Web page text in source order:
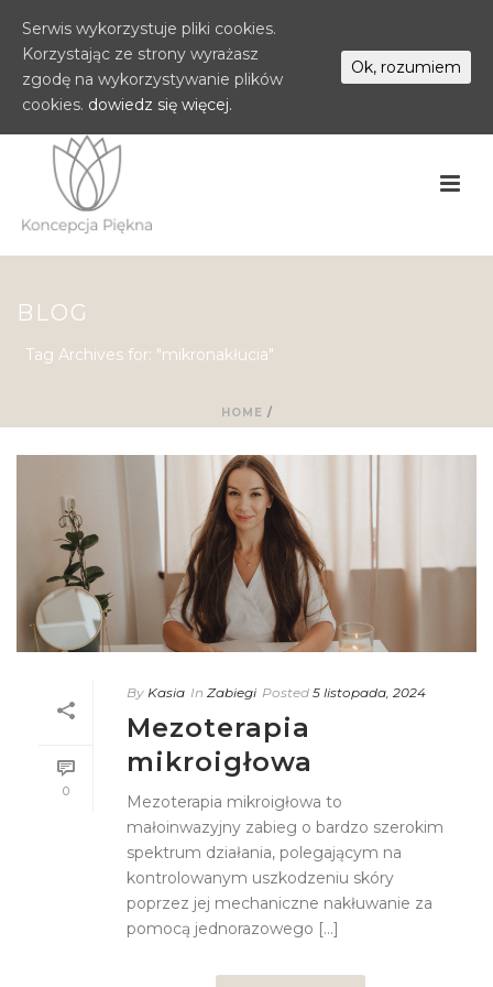
BLOG
Tag Archives for: "mikronakłucia"
HOME /
0
By Kasia In Zabiegi Posted 5 listopada, 2024
Mezoterapia
mikroigłowa
Mezoterapia mikroigłowa to
małoinwazyjny zabieg o bardzo szerokim
spektrum działania, polegającym na
kontrolowanym uszkodzeniu skóry
poprzez jej mechaniczne nakłuwanie za
pomocą jednorazowego [...]
Serwis wykorzystuje pliki cookies.
Korzystając ze strony wyrażasz
zgodę na wykorzystywanie plików
cookies. dowiedz się więcej.
Ok, rozumiem